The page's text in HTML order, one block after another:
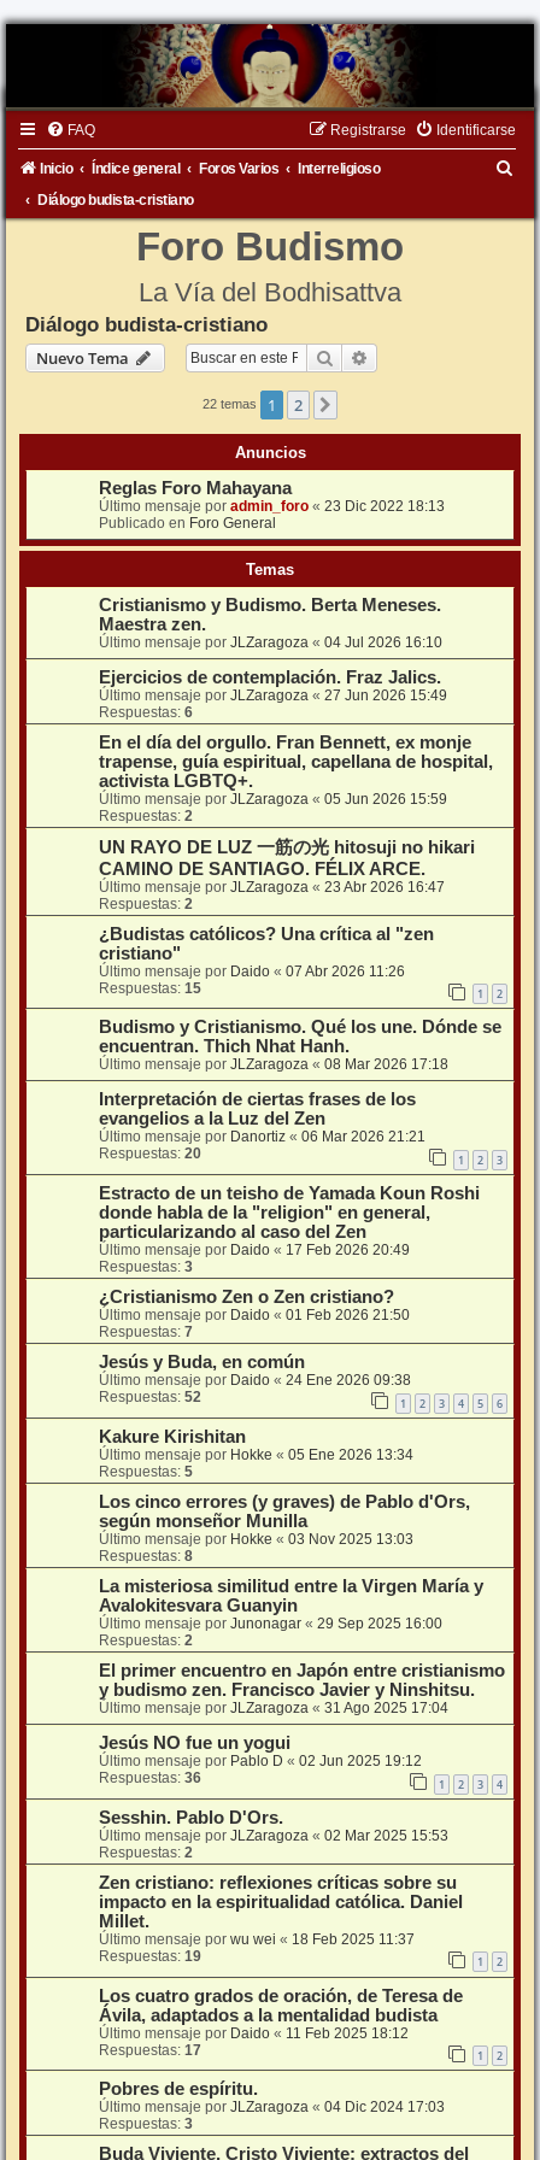
FAQ Identificarse
Registrarse
Inicio Índice general Foros Varios
Interreligioso
Diálogo budista-cristiano
Foro Budismo
La Vía del Bodhisattva
Diálogo budista-cristiano
Nuevo Tema
Buscar
22 temas 1 2
Anuncios
Reglas Foro Mahayana
Último mensaje por admin_foro « 23 Dic 2022 18:13
Publicado en Foro General
Temas
Cristianismo y Budismo. Berta Meneses.
Maestra zen.
Último mensaje por JLZaragoza « 04 Jul 2026 16:10
Ejercicios de contemplación. Fraz Jalics.
Último mensaje por JLZaragoza « 27 Jun 2026 15:49
Respuestas: 6
En el día del orgullo. Fran Bennett, ex monje
trapense, guía espiritual, capellana de hospital,
activista LGBTQ+.
Último mensaje por JLZaragoza « 05 Jun 2026 15:59
Respuestas: 2
UN RAYO DE LUZ 一筋の光 hitosuji no hikari
CAMINO DE SANTIAGO. FÉLIX ARCE.
Último mensaje por JLZaragoza « 23 Abr 2026 16:47
Respuestas: 2
¿Budistas católicos? Una crítica al "zen
cristiano"
Último mensaje por Daido « 07 Abr 2026 11:26
Respuestas: 15 1 2
Budismo y Cristianismo. Qué los une. Dónde se
encuentran. Thich Nhat Hanh.
Último mensaje por JLZaragoza « 08 Mar 2026 17:18
Interpretación de ciertas frases de los
evangelios a la Luz del Zen
Último mensaje por Danortiz « 06 Mar 2026 21:21
Respuestas: 20 1 2 3
Estracto de un teisho de Yamada Koun Roshi
donde habla de la "religion" en general,
particularizando al caso del Zen
Último mensaje por Daido « 17 Feb 2026 20:49
Respuestas: 3
¿Cristianismo Zen o Zen cristiano?
Último mensaje por Daido « 01 Feb 2026 21:50
Respuestas: 7
Jesús y Buda, en común
Último mensaje por Daido « 24 Ene 2026 09:38
Respuestas: 52 1 2 3 4 5 6
Kakure Kirishitan
Último mensaje por Hokke « 05 Ene 2026 13:34
Respuestas: 5
Los cinco errores (y graves) de Pablo d'Ors,
según monseñor Munilla
Último mensaje por Hokke « 03 Nov 2025 13:03
Respuestas: 8
La misteriosa similitud entre la Virgen María y
Avalokitesvara Guanyin
Último mensaje por Junonagar « 29 Sep 2025 16:00
Respuestas: 2
El primer encuentro en Japón entre cristianismo
y budismo zen. Francisco Javier y Ninshitsu.
Último mensaje por JLZaragoza « 31 Ago 2025 17:04
Jesús NO fue un yogui
Último mensaje por Pablo D « 02 Jun 2025 19:12
Respuestas: 36 1 2 3 4
Sesshin. Pablo D'Ors.
Último mensaje por JLZaragoza « 02 Mar 2025 15:53
Respuestas: 2
Zen cristiano: reflexiones críticas sobre su
impacto en la espiritualidad católica. Daniel
Millet.
Último mensaje por wu wei « 18 Feb 2025 11:37
Respuestas: 19 1 2
Los cuatro grados de oración, de Teresa de
Ávila, adaptados a la mentalidad budista
Último mensaje por Daido « 11 Feb 2025 18:12
Respuestas: 17 1 2
Pobres de espíritu.
Último mensaje por JLZaragoza « 04 Dic 2024 17:03
Respuestas: 3
Buda Viviente, Cristo Viviente: extractos del